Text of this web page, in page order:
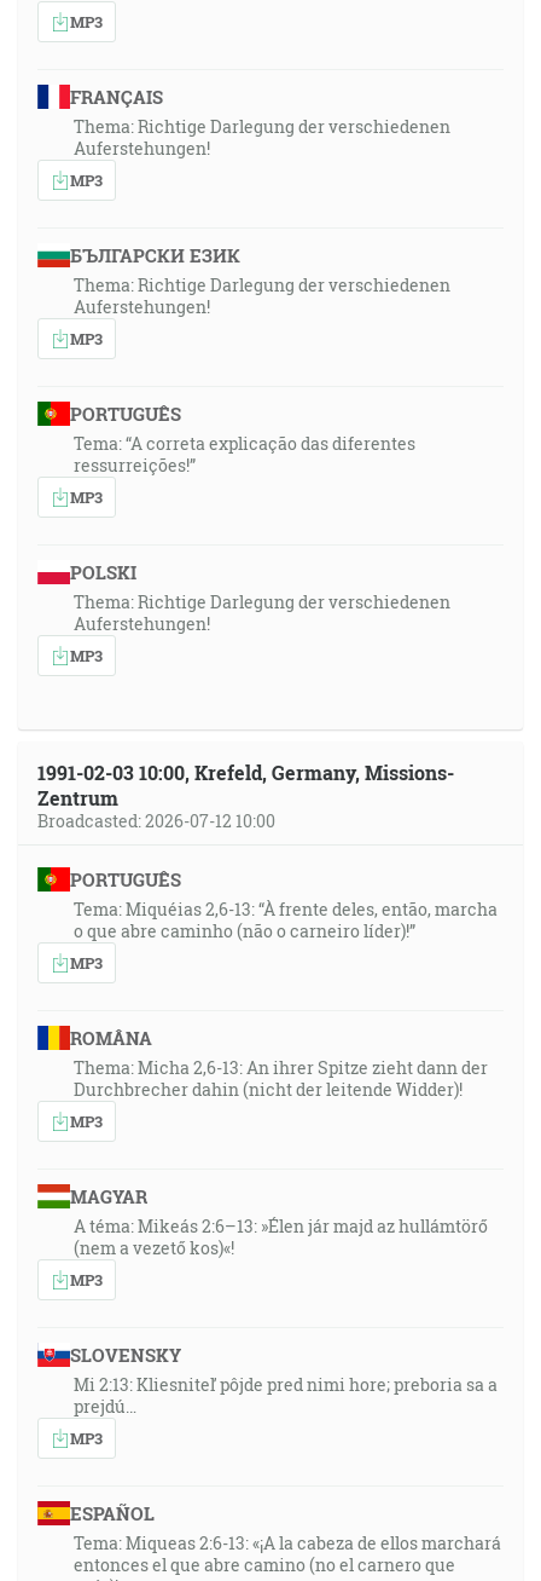
MP3
FRANÇAIS
Thema: Richtige Darlegung der verschiedenen
Auferstehungen!
MP3
БЪЛГАРСКИ ЕЗИК
Thema: Richtige Darlegung der verschiedenen
Auferstehungen!
MP3
PORTUGUÊS
Tema: “A correta explicação das diferentes
ressurreições!”
MP3
POLSKI
Thema: Richtige Darlegung der verschiedenen
Auferstehungen!
MP3
1991-02-03 10:00, Krefeld, Germany, Missions-
Zentrum
Broadcasted: 2026-07-12 10:00
PORTUGUÊS
Tema: Miquéias 2,6-13: “À frente deles, então, marcha
o que abre caminho (não o carneiro líder)!”
MP3
ROMÂNA
Thema: Micha 2,6-13: An ihrer Spitze zieht dann der
Durchbrecher dahin (nicht der leitende Widder)!
MP3
MAGYAR
A téma: Mikeás 2:6–13: »Élen jár majd az hullámtörő
(nem a vezető kos)«!
MP3
SLOVENSKY
Mi 2:13: Kliesniteľ pôjde pred nimi hore; preboria sa a
prejdú…
MP3
ESPAÑOL
Tema: Miqueas 2:6-13: «¡A la cabeza de ellos marchará
entonces el que abre camino (no el carnero que